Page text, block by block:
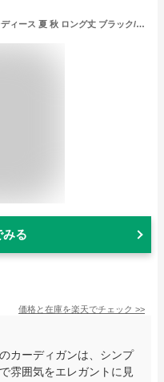
紫外線対策 シアーカーディガン レディース 夏 秋 ロング丈 ブラック/ホワイト/ベージュ ワンサイズ ロングカーディガン 羽織 薄手 長袖 シフォン UVカット 日焼け防止 透け感 体型カバー ゆったり きれいめ 10代 20代 30代 40代 50代
みる
価格と在庫を楽天でチェック >>
カーディガンは、シンプ
雰囲気をエレガントに見